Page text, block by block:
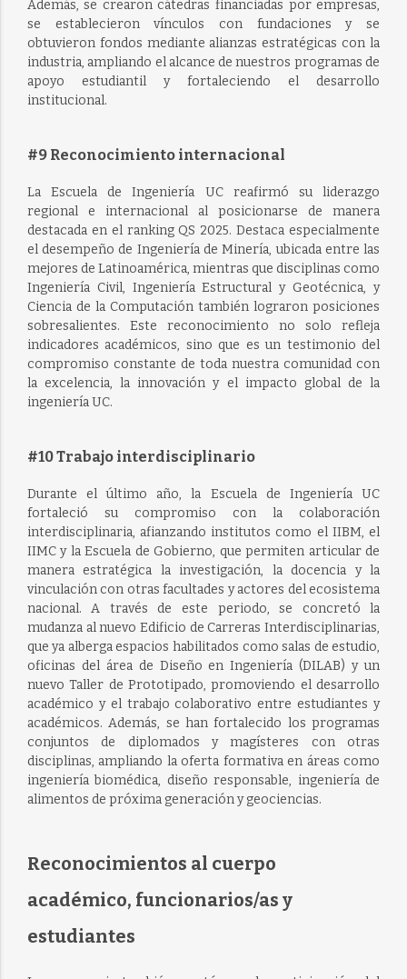
Además, se crearon cátedras financiadas por empresas,
se establecieron vínculos con fundaciones y se
obtuvieron fondos mediante alianzas estratégicas con la
industria, ampliando el alcance de nuestros programas de
apoyo estudiantil y fortaleciendo el desarrollo
institucional.
#9 Reconocimiento internacional
La Escuela de Ingeniería UC reafirmó su liderazgo
regional e internacional al posicionarse de manera
destacada en el ranking QS 2025. Destaca especialmente
el desempeño de Ingeniería de Minería, ubicada entre las
mejores de Latinoamérica, mientras que disciplinas como
Ingeniería Civil, Ingeniería Estructural y Geotécnica, y
Ciencia de la Computación también lograron posiciones
sobresalientes. Este reconocimiento no solo refleja
indicadores académicos, sino que es un testimonio del
compromiso constante de toda nuestra comunidad con
la excelencia, la innovación y el impacto global de la
ingeniería UC.
#10 Trabajo interdisciplinario
Durante el último año, la Escuela de Ingeniería UC
fortaleció su compromiso con la colaboración
interdisciplinaria, afianzando institutos como el IIBM, el
IIMC y la Escuela de Gobierno, que permiten articular de
manera estratégica la investigación, la docencia y la
vinculación con otras facultades y actores del ecosistema
nacional. A través de este periodo, se concretó la
mudanza al nuevo Edificio de Carreras Interdisciplinarias,
que ya alberga espacios habilitados como salas de estudio,
oficinas del área de Diseño en Ingeniería (DILAB) y un
nuevo Taller de Prototipado, promoviendo el desarrollo
académico y el trabajo colaborativo entre estudiantes y
académicos. Además, se han fortalecido los programas
conjuntos de diplomados y magísteres con otras
disciplinas, ampliando la oferta formativa en áreas como
ingeniería biomédica, diseño responsable, ingeniería de
alimentos de próxima generación y geociencias.
Reconocimientos al cuerpo
académico, funcionarios/as y
estudiantes